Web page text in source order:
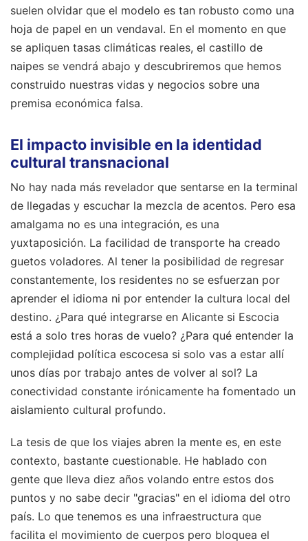
suelen olvidar que el modelo es tan robusto como una
hoja de papel en un vendaval. En el momento en que
se apliquen tasas climáticas reales, el castillo de
naipes se vendrá abajo y descubriremos que hemos
construido nuestras vidas y negocios sobre una
premisa económica falsa.
El impacto invisible en la identidad
cultural transnacional
No hay nada más revelador que sentarse en la terminal
de llegadas y escuchar la mezcla de acentos. Pero esa
amalgama no es una integración, es una
yuxtaposición. La facilidad de transporte ha creado
guetos voladores. Al tener la posibilidad de regresar
constantemente, los residentes no se esfuerzan por
aprender el idioma ni por entender la cultura local del
destino. ¿Para qué integrarse en Alicante si Escocia
está a solo tres horas de vuelo? ¿Para qué entender la
complejidad política escocesa si solo vas a estar allí
unos días por trabajo antes de volver al sol? La
conectividad constante irónicamente ha fomentado un
aislamiento cultural profundo.
La tesis de que los viajes abren la mente es, en este
contexto, bastante cuestionable. He hablado con
gente que lleva diez años volando entre estos dos
puntos y no sabe decir "gracias" en el idioma del otro
país. Lo que tenemos es una infraestructura que
facilita el movimiento de cuerpos pero bloquea el